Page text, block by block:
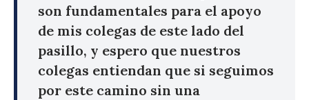
son fundamentales para el apoyo
de mis colegas de este lado del
pasillo, y espero que nuestros
colegas entiendan que si seguimos
por este camino sin una